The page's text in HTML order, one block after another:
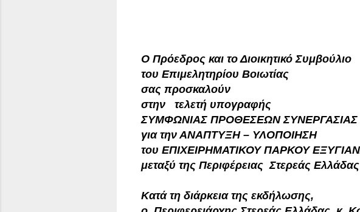
Ο Πρόεδρος και το Διοικητικό Συμβούλιο
του Επιμελητηρίου Βοιωτίας
σας προσκαλούν
στην τελετή υπογραφής
ΣΥΜΦΩΝΙΑΣ ΠΡΟΘΕΣΕΩΝ ΣΥΝΕΡΓΑΣΙΑΣ
για την ΑΝΑΠΤΥΞΗ – ΥΛΟΠΟΙΗΣΗ
του ΕΠΙΧΕΙΡΗΜΑΤΙΚΟΥ ΠΑΡΚΟΥ
μεταξύ της Περιφέρειας Στερεάς
Κατά τη διάρκεια της εκδήλωσης,